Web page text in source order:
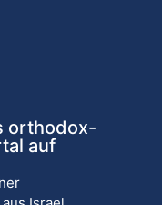
orthodox-
auf